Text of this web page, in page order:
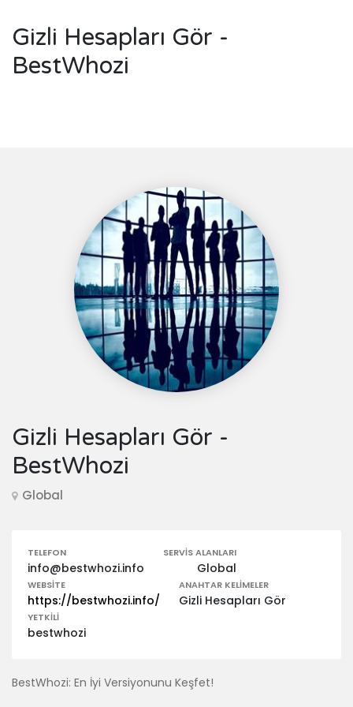
Gizli Hesapları Gör -
BestWhozi
Gizli Hesapları Gör -
BestWhozi
Global
TELEFON
info@bestwhozi.info
SERVIS ALANLARI
Global
WEBSITE
https://bestwhozi.info/
ANAHTAR KELIMELER
Gizli Hesapları Gör
YETKILI
bestwhozi
BestWhozi: En İyi Versiyonunu Keşfet!